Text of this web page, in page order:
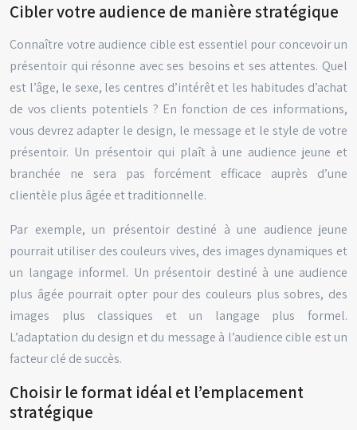
Cibler votre audience de manière stratégique
Connaître votre audience cible est essentiel pour concevoir un
présentoir qui résonne avec ses besoins et ses attentes. Quel
est l’âge, le sexe, les centres d’intérêt et les habitudes d’achat
de vos clients potentiels ? En fonction de ces informations,
vous devrez adapter le design, le message et le style de votre
présentoir. Un présentoir qui plaît à une audience jeune et
branchée ne sera pas forcément efficace auprès d’une
clientèle plus âgée et traditionnelle.
Par exemple, un présentoir destiné à une audience jeune
pourrait utiliser des couleurs vives, des images dynamiques et
un langage informel. Un présentoir destiné à une audience
plus âgée pourrait opter pour des couleurs plus sobres, des
images plus classiques et un langage plus formel.
L’adaptation du design et du message à l’audience cible est un
facteur clé de succès.
Choisir le format idéal et l’emplacement
stratégique